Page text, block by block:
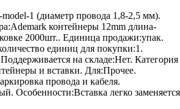
1 (диаметр провода 1,8-2,5 мм).
контейнеры 12mm длина-
2000шт.. Единица продажи:упак.
единиц для покупки:1.
на складе:Нет. Категория
и вставки. Для:Прочее.
провода и кабеля.
Особенности:Вставка легко заменяется